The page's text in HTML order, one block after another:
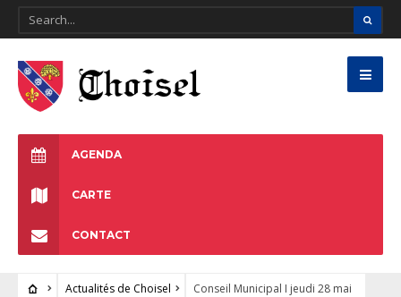
AGENDA
CARTE
CONTACT
Actualités de Choisel Conseil Municipal I jeudi 28 mai